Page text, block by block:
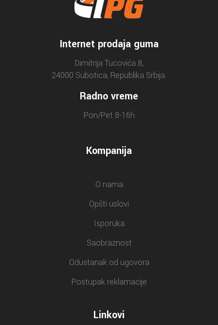
Internet prodaja guma
Dimitrija Tucovića 8,
24000 Subotica, Republika Srbija.
Radno vreme
Pon/Pet 8-16h
Kompanija
O nama
Opšti uslovi
Isporuka
Saobraznost
Odustanak od ugovora
Postupak reklamacije
Linkovi